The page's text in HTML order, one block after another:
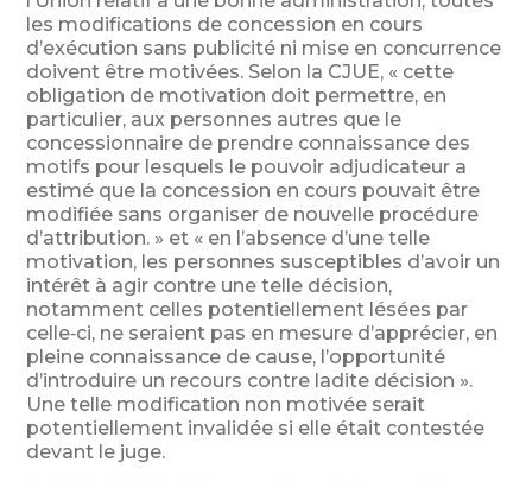
les modifications de concession en cours
d’exécution sans publicité ni mise en concurrence
doivent être motivées. Selon la CJUE, « cette
obligation de motivation doit permettre, en
particulier, aux personnes autres que le
concessionnaire de prendre connaissance des
motifs pour lesquels le pouvoir adjudicateur a
estimé que la concession en cours pouvait être
modifiée sans organiser de nouvelle procédure
d’attribution. » et « en l’absence d’une telle
motivation, les personnes susceptibles d’avoir un
intérêt à agir contre une telle décision,
notamment celles potentiellement lésées par
celle‑ci, ne seraient pas en mesure d’apprécier, en
pleine connaissance de cause, l’opportunité
d’introduire un recours contre ladite décision ».
Une telle modification non motivée serait
potentiellement invalidée si elle était contestée
devant le juge.